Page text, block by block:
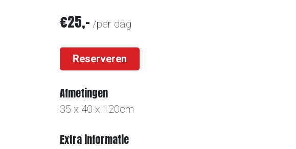
€25,- /per dag
Reserveren
Afmetingen
35 x 40 x 120cm
Extra informatie